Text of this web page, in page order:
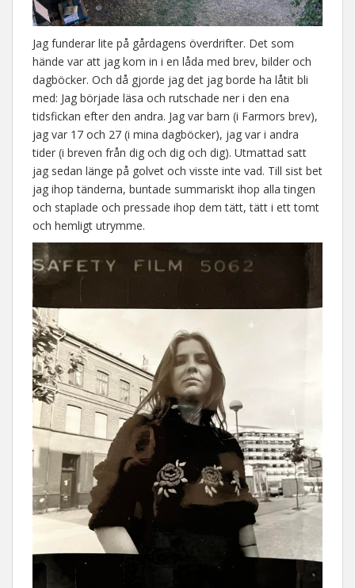
Jag funderar lite på gårdagens överdrifter. Det som
hände var att jag kom in i en låda med brev, bilder och
dagböcker. Och då gjorde jag det jag borde ha låtit bli
med: Jag började läsa och rutschade ner i den ena
tidsfickan efter den andra. Jag var barn (i Farmors brev),
jag var 17 och 27 (i mina dagböcker), jag var i andra
tider (i breven från dig och dig och dig). Utmattad satt
jag sedan länge på golvet och visste inte vad. Till sist bet
jag ihop tänderna, buntade summariskt ihop alla tingen
och staplade och pressade ihop dem tätt, tätt i ett tomt
och hemligt utrymme.